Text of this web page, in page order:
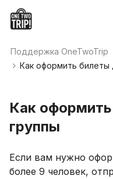
Поддержка OneTwoTrip
Как оформить билеты
Как
группы
Если вам нужно
более 9 человек,